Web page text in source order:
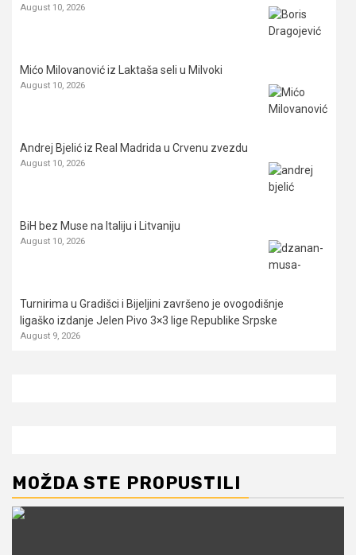
August 10, 2026
Mićo Milovanović iz Laktaša seli u Milvoki
August 10, 2026
Andrej Bjelić iz Real Madrida u Crvenu zvezdu
August 10, 2026
BiH bez Muse na Italiju i Litvaniju
August 10, 2026
Turnirima u Gradišci i Bijeljini završeno je ovogodišnje
ligaško izdanje Jelen Pivo 3×3 lige Republike Srpske
August 9, 2026
MOŽDA STE PROPUSTILI